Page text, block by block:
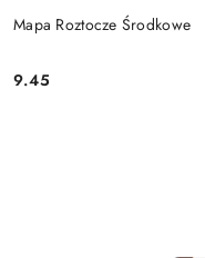
Mapa Roztocze Środkowe
Cena:
9.45